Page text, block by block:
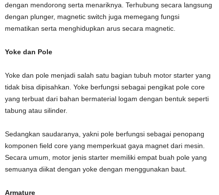
dengan mendorong serta menariknya. Terhubung secara langsung
dengan plunger, magnetic switch juga memegang fungsi
mematikan serta menghidupkan arus secara magnetic.
Yoke dan Pole
Yoke dan pole menjadi salah satu bagian tubuh motor starter yang
tidak bisa dipisahkan. Yoke berfungsi sebagai pengikat pole core
yang terbuat dari bahan bermaterial logam dengan bentuk seperti
tabung atau silinder.
Sedangkan saudaranya, yakni pole berfungsi sebagai penopang
komponen field core yang memperkuat gaya magnet dari mesin.
Secara umum, motor jenis starter memiliki empat buah pole yang
semuanya diikat dengan yoke dengan menggunakan baut.
Armature